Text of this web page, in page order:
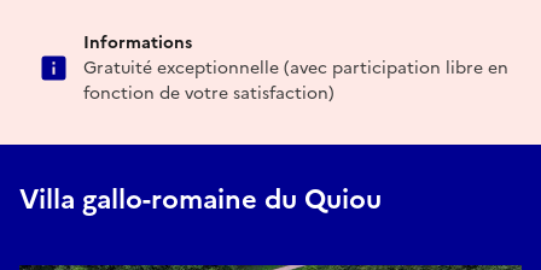
Informations
Gratuité exceptionnelle (avec participation libre en
fonction de votre satisfaction)
Villa gallo-romaine du Quiou